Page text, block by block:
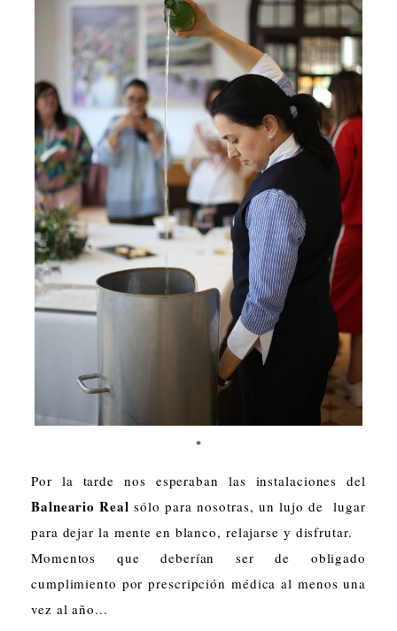
*
Por la tarde nos esperaban las instalaciones del
Balneario Realsólo para nosotras, un lujo de lugar
para dejar la mente en blanco, relajarse y disfrutar.
Momentos que deberían ser de obligado
cumplimiento por prescripción médica al menos una
vez al año...